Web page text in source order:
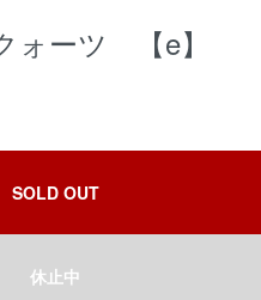
ォーツ 【e】
SOLD OUT
休止中